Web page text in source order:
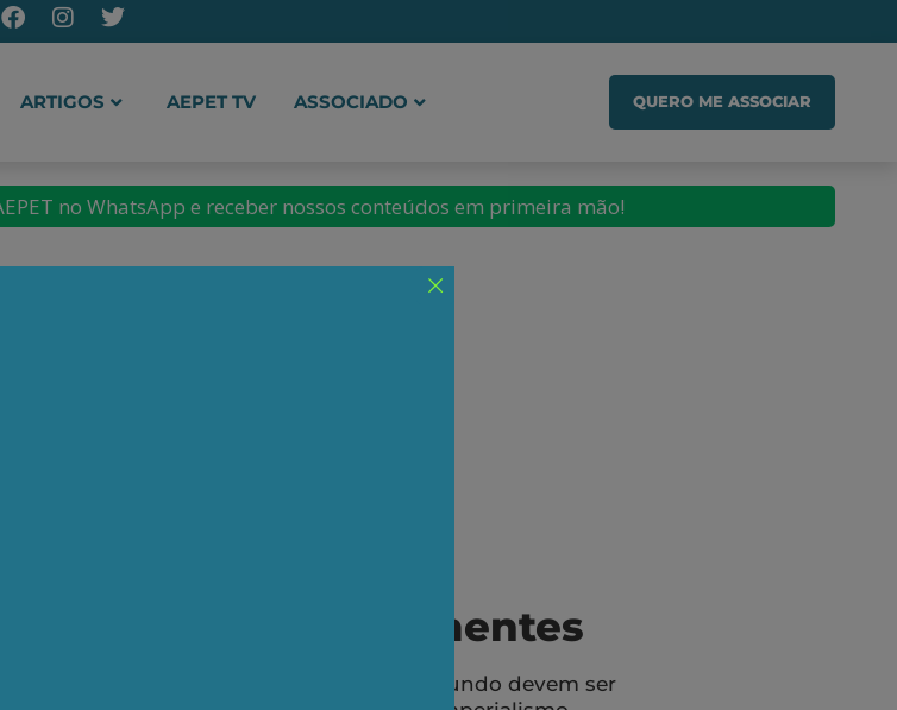
ARTIGOS AEPET TV ASSOCIADO QUERO ME ASSOCIAR
no WhatsApp e receber nossos conteúdos em primeira mão!
para colonizar mentes
cursos das universidades do terceiro mundo devem ser